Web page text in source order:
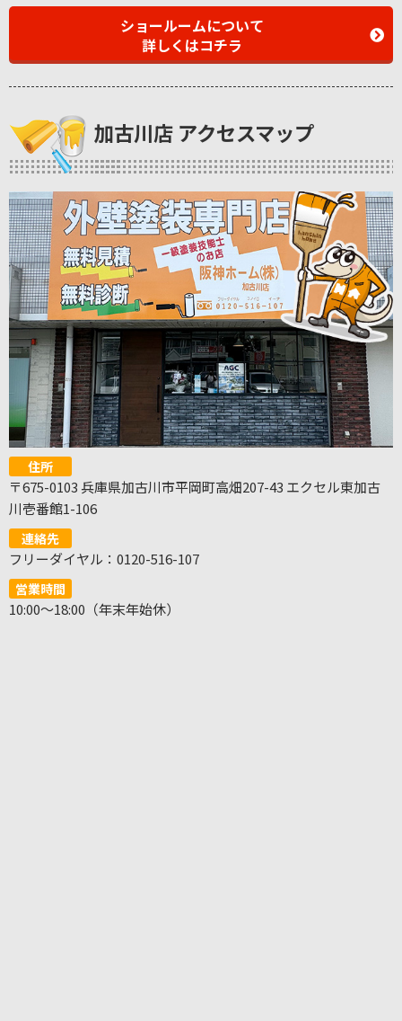
ショールームについて
詳しくはコチラ
加古川店 アクセスマップ
住所
〒675-0103 兵庫県加古川市平岡町高畑207-43 エクセル東加古
川壱番館1-106
連絡先
フリーダイヤル：0120-516-107
営業時間
10:00～18:00（年末年始休）